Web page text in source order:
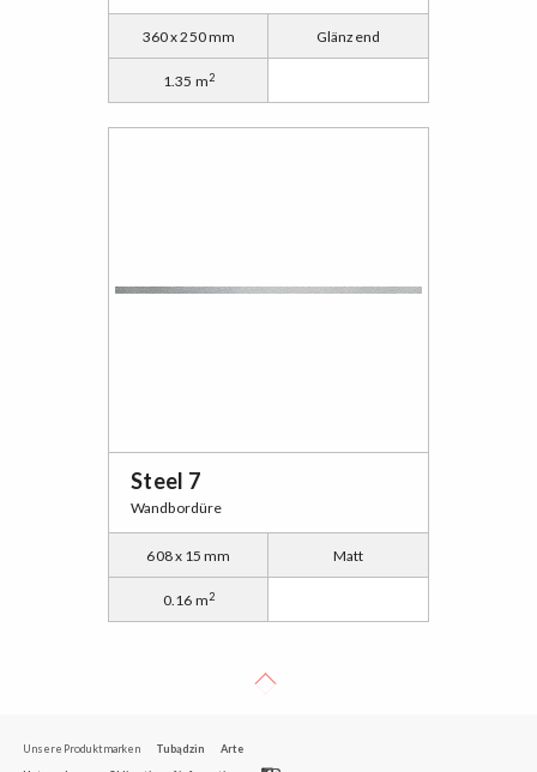
360 x 250 mm Glänzend
1.35 m2
Steel 7
Wandbordüre
608 x 15 mm Matt
0.16 m2
Unsere Produktmarken Tubądzin
Arte